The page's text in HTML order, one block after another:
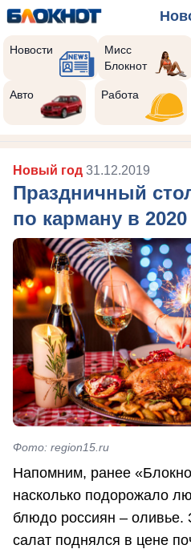
Новости
Мисс
Блокнот
Авто Работа
Новый год 31.12.2019
Праздничный
по карману в 2020
Фото: region15.ru
Напомним, ранее
насколько подорожало
блюдо россиян – оливье.
салат поднялся в цене